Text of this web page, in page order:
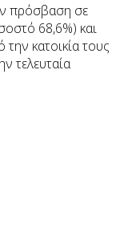
πρόσβαση σε
68,6%) και
κατοικία τους
τελευταία